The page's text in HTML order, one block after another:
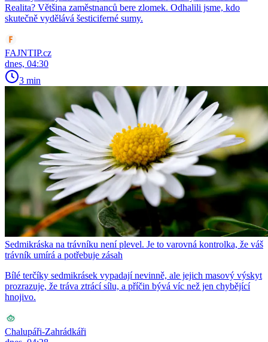
Realita? Většina zaměstnanců bere zlomek. Odhalili jsme, kdo
skutečně vydělává šesticiferné sumy.
FAJNTIP.cz
dnes, 04:30
3 min
Sedmikráska na trávníku není plevel. Je to varovná kontrolka, že váš
trávník umírá a potřebuje zásah
Bílé terčíky sedmikrásek vypadají nevinně, ale jejich masový výskyt
prozrazuje, že tráva ztrácí sílu, a příčin bývá víc než jen chybějící
hnojivo.
Chalupáři-Zahrádkáři